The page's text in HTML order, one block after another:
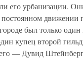
его урбанизации.
движении
был только
купец второй
— Дувид